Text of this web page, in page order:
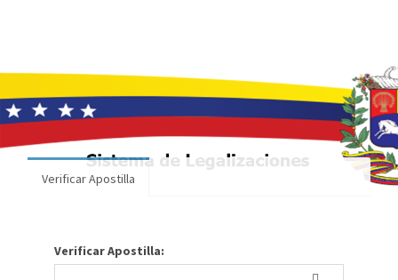
Verificar Apostilla
Verificar Apostilla: